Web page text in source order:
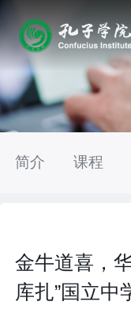
简介 课程
金牛道喜，
库扎”国立中